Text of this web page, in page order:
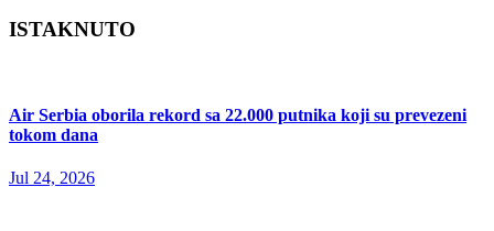
ISTAKNUTO
Air Serbia oborila rekord sa 22.000 putnika koji su prevezeni
tokom dana
Jul 24, 2026